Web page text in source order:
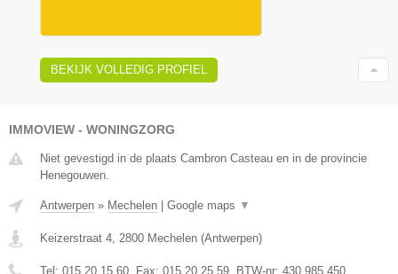
BEKIJK VOLLEDIG PROFIEL
IMMOVIEW - WONINGZORG
Niet gevestigd in de plaats Cambron Casteau en in de provincie
Henegouwen.
Antwerpen » Mechelen Google maps ▼
Keizerstraat 4 2800 Mechelen (Antwerpen)
Tel: 015 20 15 60 , Fax: 015 20 25 59 , BTW-nr: 430 985 450